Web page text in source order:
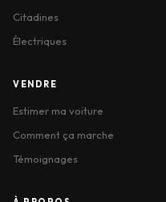
Citadines
Électriques
VENDRE
Estimer ma voiture
Comment ça marche
Témoignages